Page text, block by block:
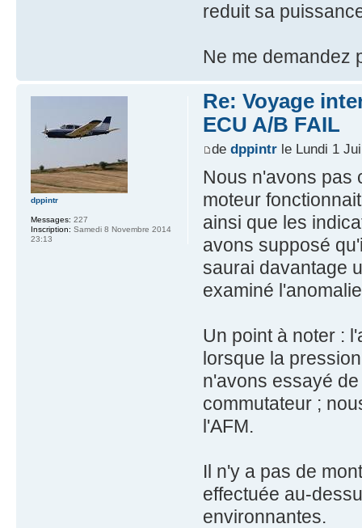
reduit sa
Ne me demandez
Re: Voyage
ECU A/B FAIL
de dppintrle Lundi 1
Nous n'avons pas
moteur
ainsi que les
avons supposé
saurai davantage
examiné
Un point à noter :
lorsque la
n'avons essayé
commutateur ;
l'AFM.
Il n'y a pas de
effectuée au-
environnantes.
dppintr
Messages: 227
Inscription: Samedi 8 Novembre 2014
23:13